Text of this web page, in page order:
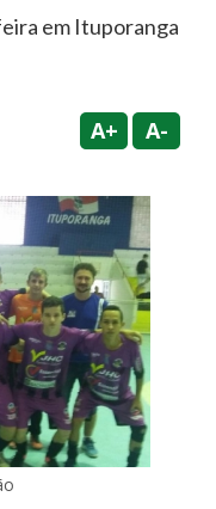
em Ituporanga
A+ A-